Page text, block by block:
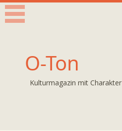
O-Ton
Kulturmagazin mit Charakter